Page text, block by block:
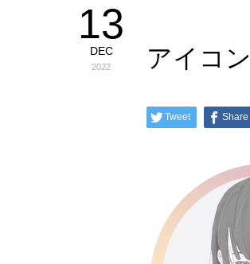
13
DEC
2022 アイコン
Tweet Share